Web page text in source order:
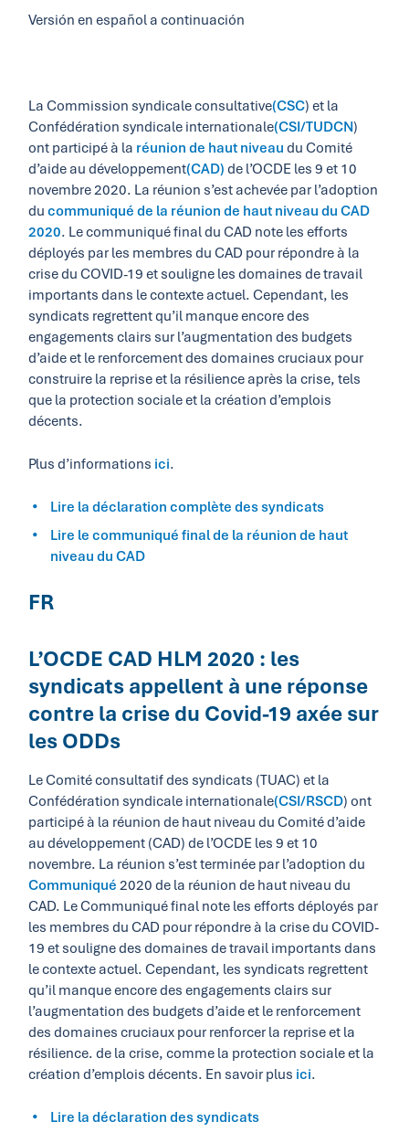
Versión en español a continuación
La Commission syndicale consultative(CSC) et la
Confédération syndicale internationale(CSI/TUDCN)
ont participé à la réunion de haut niveau du Comité
d’aide au développement(CAD) de l’OCDE les 9 et 10
novembre 2020. La réunion s’est achevée par l’adoption
ducommuniqué de la réunion de haut niveau du CAD
2020. Le communiqué final du CAD note les efforts
déployés par les membres du CAD pour répondre à la
crise du COVID-19 et souligne les domaines de travail
importants dans le contexte actuel. Cependant, les
syndicats regrettent qu’il manque encore des
engagements clairs sur l’augmentation des budgets
d’aide et le renforcement des domaines cruciaux pour
construire la reprise et la résilience après la crise, tels
que la protection sociale et la création d’emplois
décents.
Plus d’informations ici.
Lire la déclaration complète des syndicats
Lire le communiqué final de la réunion de haut
niveau du CAD
FR
L’OCDE CAD HLM 2020 : les
syndicats appellent à une réponse
contre la crise du Covid-19 axée sur
les ODDs
Le Comité consultatif des syndicats (TUAC) et la
Confédération syndicale internationale(CSI/RSCD) ont
participé à la réunion de haut niveau du Comité d’aide
au développement (CAD) de l’OCDE les 9 et 10
novembre. La réunion s’est terminée par l’adoption du
Communiqué 2020 de la réunion de haut niveau du
CAD. Le Communiqué final note les efforts déployés par
les membres du CAD pour répondre à la crise du COVID-
19 et souligne des domaines de travail importants dans
le contexte actuel. Cependant, les syndicats regrettent
qu’il manque encore des engagements clairs sur
l’augmentation des budgets d’aide et le renforcement
des domaines cruciaux pour renforcer la reprise et la
résilience. de la crise, comme la protection sociale et la
création d’emplois décents. En savoir plus ici.
Lire la déclaration des syndicats